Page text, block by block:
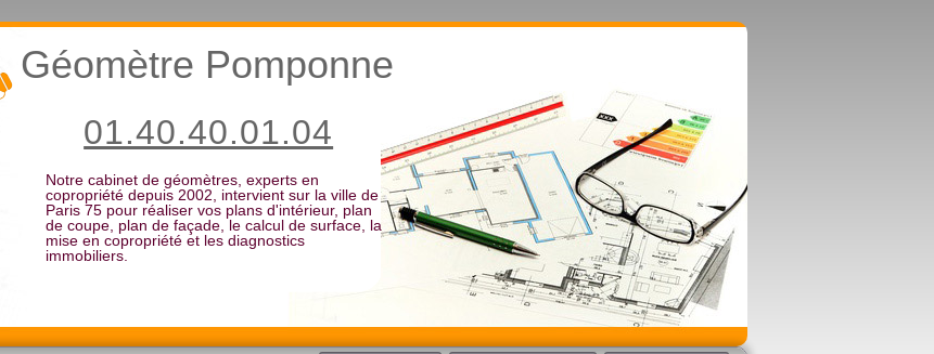
Notre cabinet de géomètres, experts en
copropriété depuis 2002, intervient sur la ville de
Paris 75 pour réaliser vos plans d'intérieur, plan
de coupe, plan de façade, le calcul de surface, la
mise en copropriété et les diagnostics
immobiliers.
Géomètre Pomponne
01.40.40.01.04